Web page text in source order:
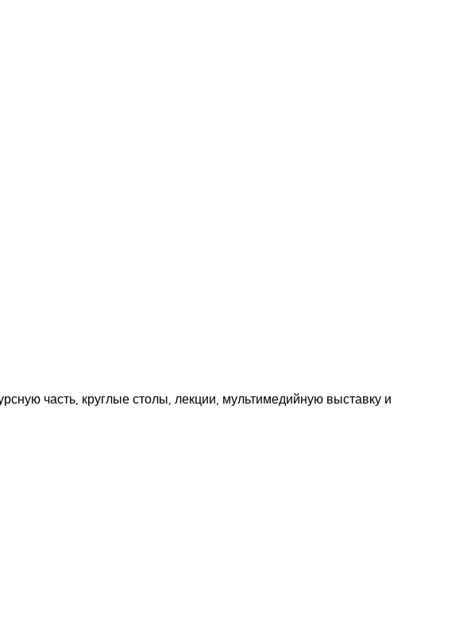
часть, круглые столы, лекции, мультимедийную выставку и